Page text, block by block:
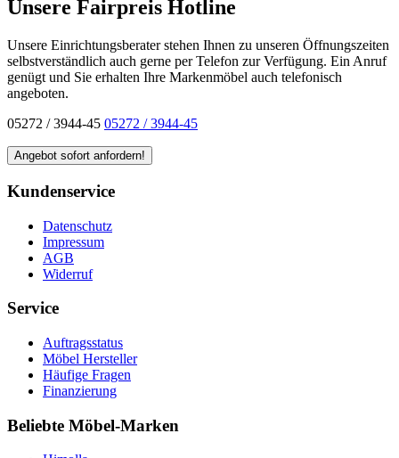
Unsere Fairpreis Hotline
Unsere Einrichtungsberater stehen Ihnen zu unseren Öffnungszeiten
selbstverständlich auch gerne per Telefon zur Verfügung. Ein Anruf
genügt und Sie erhalten Ihre Markenmöbel auch telefonisch
angeboten.
05272 / 3944-45 05272 / 3944-45
Kundenservice
Datenschutz
Impressum
AGB
Widerruf
Service
Auftragsstatus
Möbel Hersteller
Häufige Fragen
Finanzierung
Beliebte Möbel-Marken